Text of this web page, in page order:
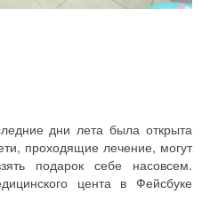
дни лета была открыта
проходящие лечение, могут
подарок себе насовсем.
цента в Фейсбуке